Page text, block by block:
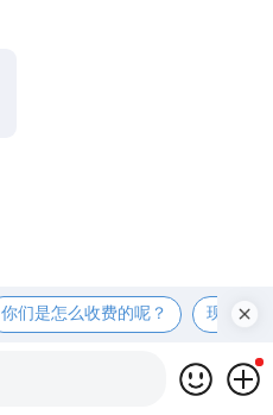
你们是怎么收费的呢？ 现在有